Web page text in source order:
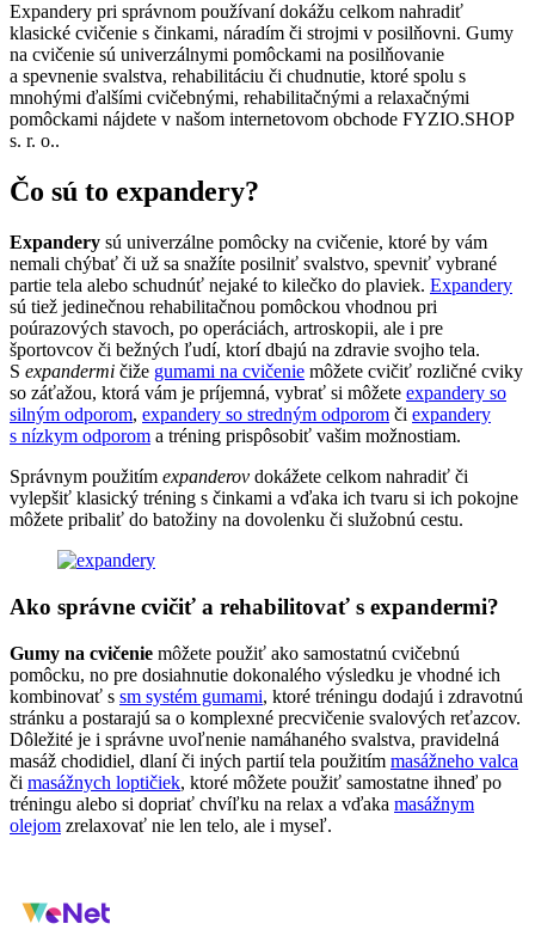
Expandery pri správnom používaní dokážu celkom nahradiť
klasické cvičenie s činkami, náradím či strojmi v posilňovni. Gumy
na cvičenie sú univerzálnymi pomôckami na posilňovanie
a spevnenie svalstva, rehabilitáciu či chudnutie, ktoré spolu s
mnohými ďalšími cvičebnými, rehabilitačnými a relaxačnými
pomôckami nájdete v našom internetovom obchode FYZIO.SHOP
s. r. o..
Čo sú to expandery?
Expandery sú univerzálne pomôcky na cvičenie, ktoré by vám
nemali chýbať či už sa snažíte posilniť svalstvo, spevniť vybrané
partie tela alebo schudnúť nejaké to kilečko do plaviek. Expandery
sú tiež jedinečnou rehabilitačnou pomôckou vhodnou pri
poúrazových stavoch, po operáciách, artroskopii, ale i pre
športovcov či bežných ľudí, ktorí dbajú na zdravie svojho tela.
S expandermi čiže gumami na cvičenie môžete cvičiť rozličné cviky
so záťažou, ktorá vám je príjemná, vybrať si môžete expandery so
silným odporom, expandery so stredným odporom či expandery
s nízkym odporom a tréning prispôsobiť vašim možnostiam.
Správnym použitím expanderov dokážete celkom nahradiť či
vylepšiť klasický tréning s činkami a vďaka ich tvaru si ich pokojne
môžete pribaliť do batožiny na dovolenku či služobnú cestu.
Ako správne cvičiť a rehabilitovať s expandermi?
Gumy na cvičenie môžete použiť ako samostatnú cvičebnú
pomôcku, no pre dosiahnutie dokonalého výsledku je vhodné ich
kombinovať s sm systém gumami, ktoré tréningu dodajú i zdravotnú
stránku a postarajú sa o komplexné precvičenie svalových reťazcov.
Dôležité je i správne uvoľnenie namáhaného svalstva, pravidelná
masáž chodidiel, dlaní či iných partií tela použitím masážneho valca
či masážnych loptičiek, ktoré môžete použiť samostatne ihneď po
tréningu alebo si dopriať chvíľku na relax a vďaka masážnym
olejom zrelaxovať nie len telo, ale i myseľ.